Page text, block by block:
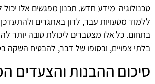
טכנולוגיה ומידע חדש. תכנון מפגשים אלו
ללמוד מטעויות עבר, לדון באתגרים
בתחום. כל אלו מצטברים ליכולת טובה יותר
בלתי צפויים, ובסופו של דבר, להבטיח השקה
סיכום ההבנות והצעדים